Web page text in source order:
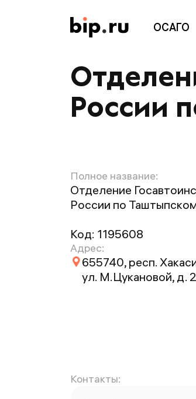
ОСАГО
России
Полное название:
Отделение
России по
Код: 1195608
Адрес:
655740, респ.
ул. М.Цукановой, д. 2
Контакты: